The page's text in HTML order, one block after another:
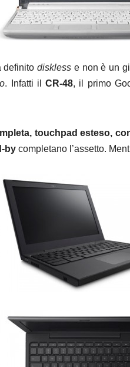
definitodiskless e non è un
. Infatti ilCR-48, il primo
touchpad esteso,
by completano l’assetto.